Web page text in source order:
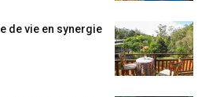
de vie en synergie